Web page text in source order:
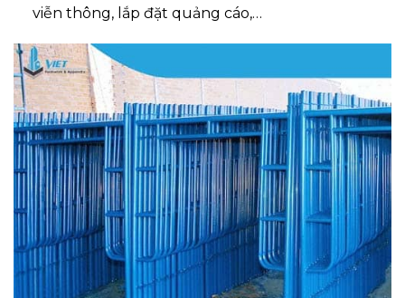
viễn thông, lắp đặt quảng cáo,…